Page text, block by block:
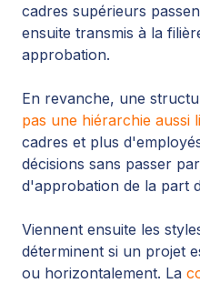
cadres supérieurs
ensuite transmis à la
approbation.
En revanche, une
pas une hiérarchie aussi
cadres et plus
décisions sans passer
d'approbation de la part
Viennent ensuite les
déterminent si un projet
ou horizontalement. La